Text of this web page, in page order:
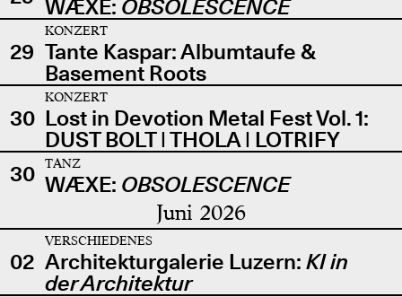
WÆXE: OBSOLESCENCE
29
KONZERT
Tante Kaspar: Albumtaufe &
Basement Roots
30
KONZERT
Lost in Devotion Metal Fest Vol. 1:
DUST BOLT | THOLA | LOTRIFY
30
TANZ
WÆXE: OBSOLESCENCE
Juni 2026
02
VERSCHIEDENES
Architekturgalerie Luzern: KI in
der Architektur